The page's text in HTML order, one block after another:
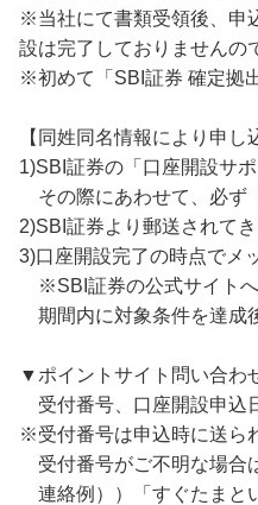
※当社にて書類受領後、申
設は完了しておりませんの
※初めて「SBI証券 確定拠
【同姓同名情報により申し
1)SBI証券の「口座開設サ
その際にあわせて、必ず
2)SBI証券より郵送されて
3)口座開設完了の時点でメ
※SBI証券の公式サイトへ
期間内に対象条件を達成
▼ポイントサイト問い合わ
受付番号、口座開設申込
※受付番号は申込時に送ら
受付番号がご不明な場合
連絡例））「すぐたまと